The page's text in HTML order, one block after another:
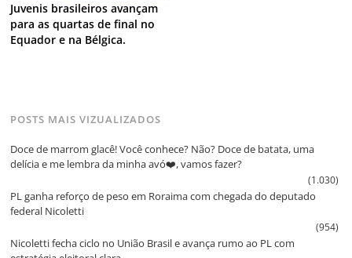
Juvenis brasileiros avançam
para as quartas de final no
Equador e na Bélgica.
POSTS MAIS VIZUALIZADOS
Doce de marrom glacê! Você conhece? Não? Doce de batata, uma
delícia e me lembra da minha avó❤️, vamos fazer?
(1.030)
PL ganha reforço de peso em Roraima com chegada do deputado
federal Nicoletti
(954)
Nicoletti fecha ciclo no União Brasil e avança rumo ao PL com